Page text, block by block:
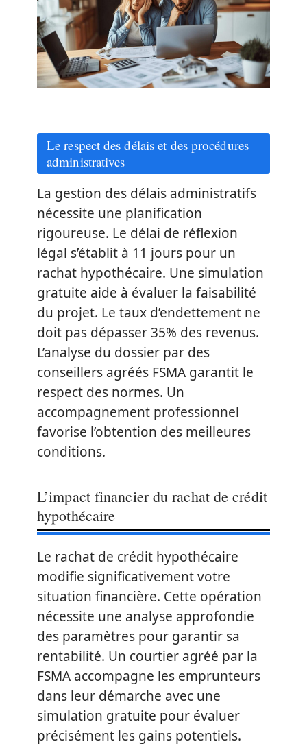
Le respect des délais et des procédures
administratives
La gestion des délais administratifs
nécessite une planification
rigoureuse. Le délai de réflexion
légal s’établit à 11 jours pour un
rachat hypothécaire. Une simulation
gratuite aide à évaluer la faisabilité
du projet. Le taux d’endettement ne
doit pas dépasser 35% des revenus.
L’analyse du dossier par des
conseillers agréés FSMA garantit le
respect des normes. Un
accompagnement professionnel
favorise l’obtention des meilleures
conditions.
L’impact financier du rachat de crédit
hypothécaire
Le rachat de crédit hypothécaire
modifie significativement votre
situation financière. Cette opération
nécessite une analyse approfondie
des paramètres pour garantir sa
rentabilité. Un courtier agréé par la
FSMA accompagne les emprunteurs
dans leur démarche avec une
simulation gratuite pour évaluer
précisément les gains potentiels.